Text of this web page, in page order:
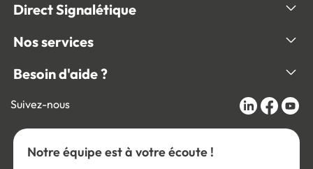
Direct Signalétique
Nos services
Besoin d'aide ?
Suivez-nous
Notre équipe est à votre écoute !